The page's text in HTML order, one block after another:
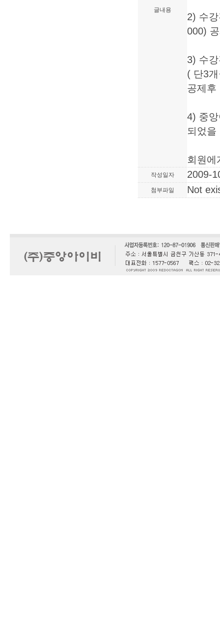
글내용
2) 수
000)
3) 수
( 단3
공제후
4) 중
되었을
회원에
작성일자 2009-
첨부파일 Not